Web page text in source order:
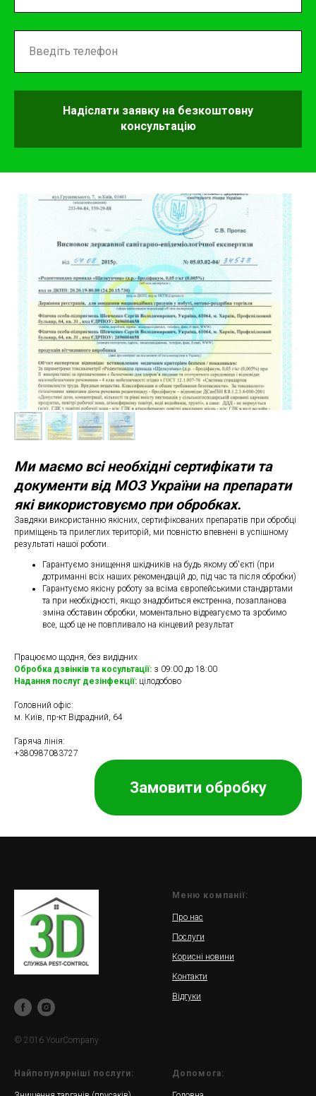
Надіслати заявку на безкоштовну
консультацію
Ми маємо всі необхідні сертифікати та
документи від МОЗ України на препарати
які використовуємо при обробках.
Завдяки використанню якісних, сертифікованих препаратів при обробці
приміщень та прилеглих територій, ми повністю впевнені в успішному
результаті нашої роботи.
Гарантуємо знищення шкідників на будь якому об'єкті (при
дотриманні всіх наших рекомендацій до, під час та після обробки)
Гарантуємо якісну роботу за всіма європейськими стандартами
та при необхідності, якщо знадобиться екстренна, позапланова
зміна обставин обробки, моментально відреагуємо та зробимо
все, щоб це не повпливало на кінцевий результат
Працюємо щодня, без видідних
Обробка дзвінків та косультації: з 09:00 до 18:00
Надання послуг дезінфекції: цілодобово
Головний офіс:
м. Київ, пр-кт Відрадний, 64
Гаряча лінія:
+380987083727
Замовити обробку
© 2016 YourCompany
Меню компанії:
Про нас
Послуги
Корисні новини
Контакти
Відгуки
Найпопулярніші послуги: Допомога: